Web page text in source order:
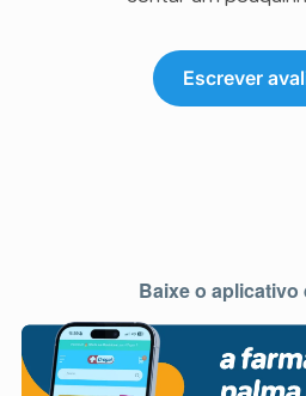
Escrever
Baixe o aplicativo